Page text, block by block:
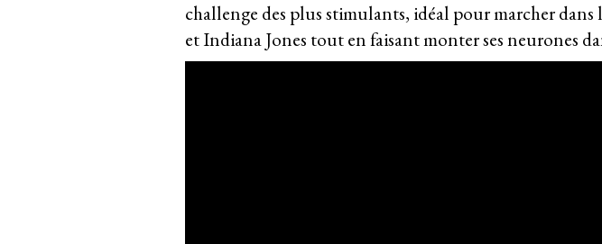
challenge des plus stimulants, idéal pour marcher dans
et Indiana Jones tout en faisant monter ses neurones